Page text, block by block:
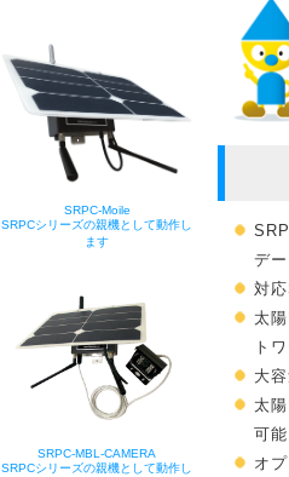
SRPC-Moile
SRPCシリーズの親機として動作し
ます
SRPC-MBL-CAMERA
SRPCシリーズの親機として動作し
デ
対
太
ト
大
太
可能
オ